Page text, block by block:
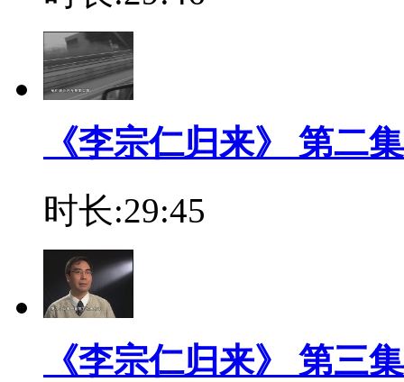
《李宗仁归来》 第二
时长:29:45
《李宗仁归来》 第三